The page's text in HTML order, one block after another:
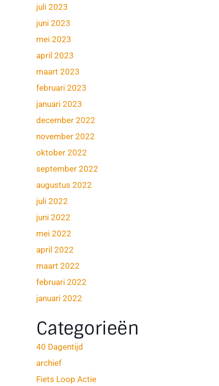
juli 2023
juni 2023
mei 2023
april 2023
maart 2023
februari 2023
januari 2023
december 2022
november 2022
oktober 2022
september 2022
augustus 2022
juli 2022
juni 2022
mei 2022
april 2022
maart 2022
februari 2022
januari 2022
Categorieën
40 Dagentijd
archief
Fiets Loop Actie